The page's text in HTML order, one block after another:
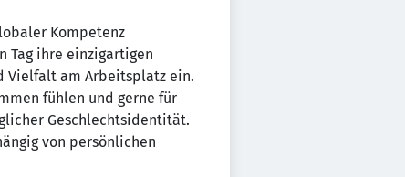
Kompetenz
Tag ihre einzigartigen
Vielfalt am Arbeitsplatz ein.
fühlen und gerne für
Geschlechtsidentität.
von persönlichen